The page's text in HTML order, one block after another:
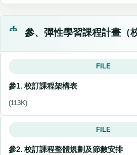
參、彈性學習課程計畫（
FILE
參1. 校訂課程架構表
(113K)
FILE
參2. 校訂課程整體規劃及節數安排